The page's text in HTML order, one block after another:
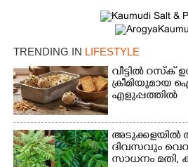
TRENDING IN LIFESTYLE
വീട്ടിൽ റസ്ക്
ക്രീമിയുമായ
എളുപ്പത്തിൽ
അടുക്കളയിൽ
ദിവസവും
സാധനം മതി,